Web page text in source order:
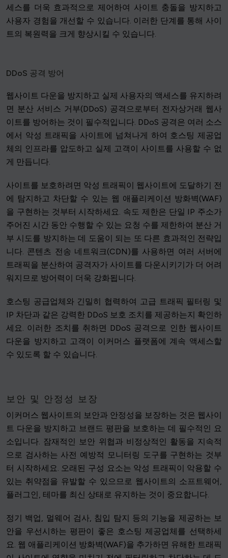
세스를 더욱 효과적으로 제어하여 사이트 충돌을 방지하고
사용자 경험을 개선할 수 있습니다. 이러한 단계를 통해 사이
트의 복원력을 크게 향상시킬 수 있습니다.
DDoS 공격 방어
웹사이트 다운을 방지하고 실제 사용자의 액세스를 유지하려
면 분산 서비스 거부(DDoS) 공격으로부터 전자상거래 웹사
이트를 방어하는 것이 필수적입니다. DDoS 공격은 여러 소스
에서 악성 트래픽을 사이트에 넘쳐나게 하여 호스팅 제공업
체의 인프라를 압도하고 실제 고객이 사이트를 사용할 수 없
게 만듭니다.
사이트를 보호하려면 악성 트래픽이 웹사이트에 도달하기 전
에 탐지하고 차단할 수 있는 웹 애플리케이션 방화벽(WAF)
을 구현하는 것부터 시작하세요. 속도 제한은 단일 IP 주소가
주어진 시간 동안 수행할 수 있는 요청 수를 제한하여 분산 거
부 시도를 방지하는 데 도움이 되는 또 다른 효과적인 전략입
니다. 콘텐츠 전송 네트워크(CDN)를 사용하면 여러 서버에
트래픽을 분산하여 공격자가 사이트를 다운시키기가 더 어려
워지므로 방어력이 더욱 강화됩니다.
호스팅 공급업체와 긴밀히 협력하여 고급 트래픽 필터링 및
IP 차단과 같은 강력한 DDoS 보호 조치를 제공하는지 확인하
세요. 이러한 조치를 취하면 DDoS 공격으로 인한 웹사이트
다운을 방지하고 고객이 이커머스 플랫폼에 계속 액세스할
수 있도록 할 수 있습니다.
보안 및 안정성 보장
이커머스 웹사이트의 보안과 안정성을 보장하는 것은 웹사이
트 다운을 방지하고 브랜드 평판을 보호하는 데 필수적인 요
소입니다. 잠재적인 보안 위협과 비정상적인 활동을 지속적
으로 검사하는 사전 예방적 모니터링 도구를 구현하는 것부
터 시작하세요. 오래된 구성 요소는 악성 트래픽이 악용할 수
있는 취약점을 유발할 수 있으므로 웹사이트의 소프트웨어,
플러그인, 테마를 최신 상태로 유지하는 것이 중요합니다.
정기 백업, 멀웨어 검사, 침입 탐지 등의 기능을 제공하는 보
안을 우선시하는 평판이 좋은 호스팅 제공업체를 선택하세
요. 웹 애플리케이션 방화벽(WAF)을 추가하면 유해한 트래픽